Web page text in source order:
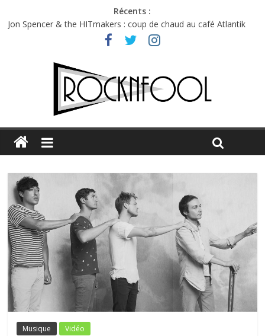
Récents :
Jon Spencer & the HITmakers : coup de chaud au café Atlantik
Hellfest 2026 vendredi : température et émotions en hausse
Hellfest 2026 jeudi : impossible de choisir entre chaleur et bonne
Première édition du Midgard Festival : entre bière, métal et
Charlie Puth à l’Olympia : la leçon de pop du Professeur Puth
Musique Vidéo